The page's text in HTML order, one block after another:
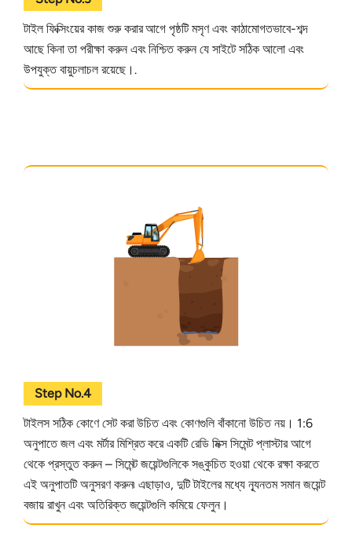
টাইল ফিক্সিংয়ের কাজ শুরু করার আগে পৃষ্ঠটি মসৃণ এবং কাঠামোগতভাবে-শব্দ
আছে কিনা তা পরীক্ষা করুন এবং নিশ্চিত করুন যে সাইটে সঠিক আলো এবং
উপযুক্ত বায়ুচলাচল রয়েছে।.
Step No.4
টাইলস সঠিক কোণে সেট করা উচিত এবং কোণগুলি বাঁকানো উচিত নয়। 1:6
অনুপাতে জল এবং মর্টার মিশ্রিত করে একটি রেডি মিক্স সিমেন্ট প্লাস্টার আগে
থেকে প্রস্তুত করুন – সিমেন্ট জয়েন্টগুলিকে সঙ্কুচিত হওয়া থেকে রক্ষা করতে
এই অনুপাতটি অনুসরণ করুন৷ এছাড়াও, দুটি টাইলের মধ্যে ন্যূনতম সমান জয়েন্ট
বজায় রাখুন এবং অতিরিক্ত জয়েন্টগুলি কমিয়ে ফেলুন।